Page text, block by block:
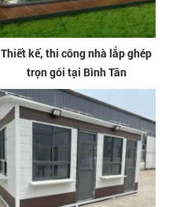
Thiết kế, thi công nhà lắp ghép
trọn gói tại Bình Tân